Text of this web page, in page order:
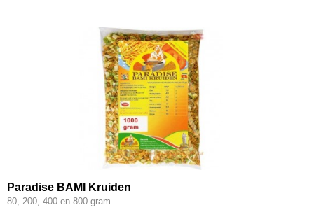
Paradise BAMI Kruiden
80, 200, 400 en 800 gram